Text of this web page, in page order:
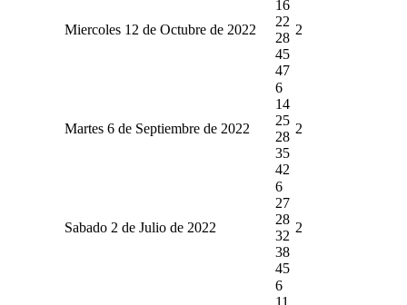
Miercoles 12 de Octubre de 2022
16
22
28
45
47
2
Martes 6 de Septiembre de 2022
6
14
25
28
35
42
2
Sabado 2 de Julio de 2022
6
27
28
32
38
45
2
6
11